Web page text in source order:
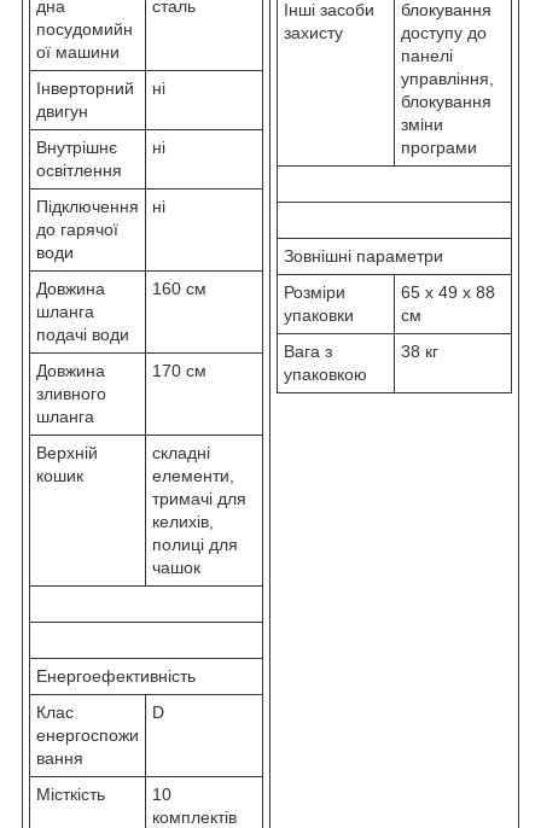
дна
посудомийн
ої машини
сталь
Інверторний
двигун
ні
Внутрішнє
освітлення
ні
Підключення
до гарячої
води
ні
Довжина
шланга
подачі води
160 см
Довжина
зливного
шланга
170 см
Верхній
кошик
складні
елементи,
тримачі для
келихів,
полиці для
чашок
Енергоефективність
Клас
енергоспожи
вання
D
Місткість
10
комплектів
Інші засоби
захисту
блокування
доступу до
панелі
управління,
блокування
зміни
програми
Зовнішні параметри
Розміри
упаковки
65 x 49 x 88
см
Вага з
упаковкою
38 кг